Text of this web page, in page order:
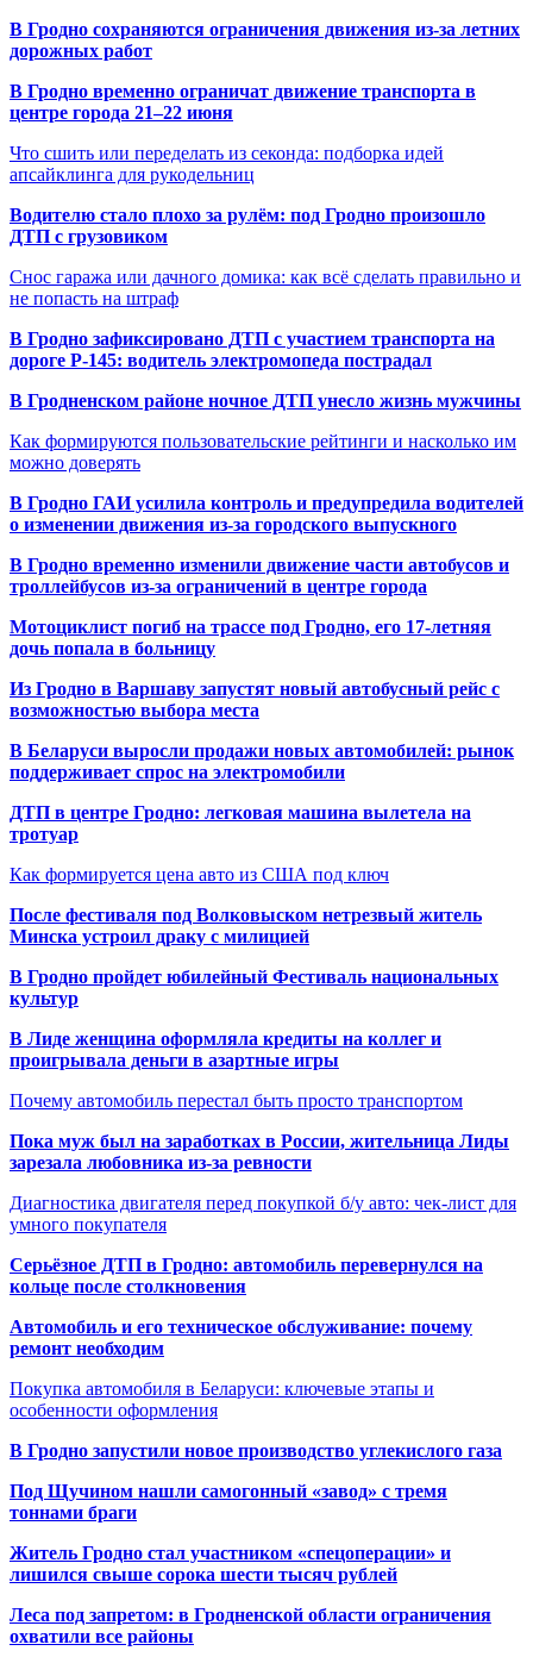
В Гродно сохраняются ограничения движения из-за летних
дорожных работ
В Гродно временно ограничат движение транспорта в
центре города 21–22 июня
Что сшить или переделать из секонда: подборка идей
апсайклинга для рукодельниц
Водителю стало плохо за рулём: под Гродно произошло
ДТП с грузовиком
Снос гаража или дачного домика: как всё сделать правильно и
не попасть на штраф
В Гродно зафиксировано ДТП с участием транспорта на
дороге Р-145: водитель электромопеда пострадал
В Гродненском районе ночное ДТП унесло жизнь мужчины
Как формируются пользовательские рейтинги и насколько им
можно доверять
В Гродно ГАИ усилила контроль и предупредила водителей
о изменении движения из-за городского выпускного
В Гродно временно изменили движение части автобусов и
троллейбусов из-за ограничений в центре города
Мотоциклист погиб на трассе под Гродно, его 17-летняя
дочь попала в больницу
Из Гродно в Варшаву запустят новый автобусный рейс с
возможностью выбора места
В Беларуси выросли продажи новых автомобилей: рынок
поддерживает спрос на электромобили
ДТП в центре Гродно: легковая машина вылетела на
тротуар
Как формируется цена авто из США под ключ
После фестиваля под Волковыском нетрезвый житель
Минска устроил драку с милицией
В Гродно пройдет юбилейный Фестиваль национальных
культур
В Лиде женщина оформляла кредиты на коллег и
проигрывала деньги в азартные игры
Почему автомобиль перестал быть просто транспортом
Пока муж был на заработках в России, жительница Лиды
зарезала любовника из-за ревности
Диагностика двигателя перед покупкой б/у авто: чек-лист для
умного покупателя
Серьёзное ДТП в Гродно: автомобиль перевернулся на
кольце после столкновения
Автомобиль и его техническое обслуживание: почему
ремонт необходим
Покупка автомобиля в Беларуси: ключевые этапы и
особенности оформления
В Гродно запустили новое производство углекислого газа
Под Щучином нашли самогонный «завод» с тремя
тоннами браги
Житель Гродно стал участником «спецоперации» и
лишился свыше сорока шести тысяч рублей
Леса под запретом: в Гродненской области ограничения
охватили все районы